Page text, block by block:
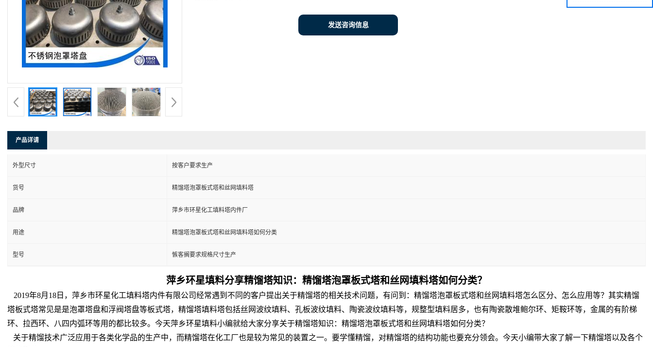
发送咨询信息
产品详请
外型尺寸 按客户要求生产
货号 精馏塔泡罩板式塔和丝网填料塔
品牌 萍乡市环星化工填料塔内件厂
用途 精馏塔泡罩板式塔和丝网填料塔如何分类
型号 愱客搁要求规格尺寸生产
萍乡环星填料分享精馏塔知识：精馏塔泡罩板式塔和丝网填料塔如何分类？
2019年8月18日，萍乡市环星化工填料塔内件有限公司经常遇到不同的客户提出关于精馏塔的相关技术问题，有问到：精馏塔泡罩板式塔和丝网填料塔怎么区分、怎么应用等？其实精馏
塔板式塔常见是是泡罩塔盘和浮阀塔盘等板式塔，精馏塔填料塔包括丝网波纹填料、孔板波纹填料、陶瓷波纹填料等，规整型填料居多，也有陶瓷散堆鲍尔环、矩鞍环等，金属的有阶梯
环、拉西环、八四内弧环等用的都比较多。今天萍乡环星填料小编就给大家分享关于精馏塔知识：精馏塔泡罩板式塔和丝网填料塔如何分类？
关于精馏技术广泛应用于各类化学品的生产中，而精馏塔在化工厂也是较为常见的装置之一。要学懂精馏，对精馏塔的结构功能也要充分领会。今天小编带大家了解一下精馏塔以及各个